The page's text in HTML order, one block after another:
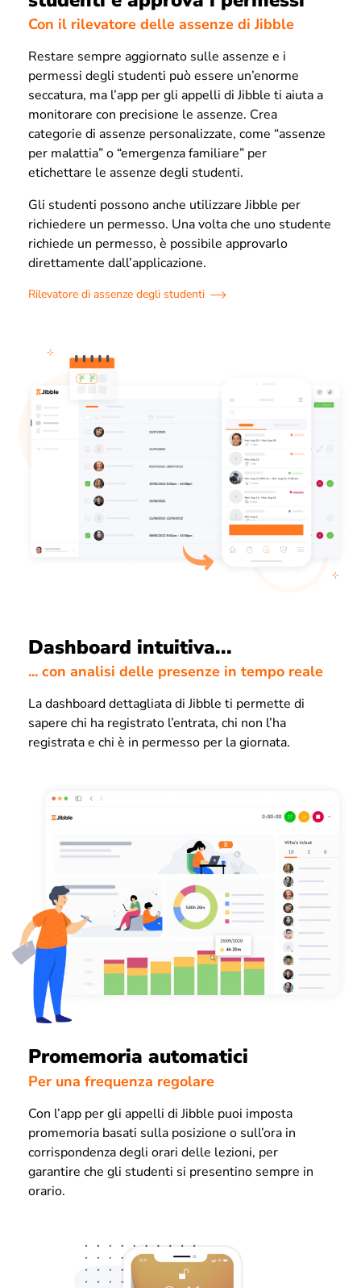
Con il rilevatore delle assenze di Jibble
Restare sempre aggiornato sulle assenze e i
permessi degli studenti può essere un’enorme
seccatura, ma l’app per gli appelli di Jibble ti aiuta a
monitorare con precisione le assenze. Crea
categorie di assenze personalizzate, come “assenze
per malattia” o “emergenza familiare” per
etichettare le assenze degli studenti.
Gli studenti possono anche utilizzare Jibble per
richiedere un permesso. Una volta che uno studente
richiede un permesso, è possibile approvarlo
direttamente dall’applicazione.
Rilevatore di assenze degli studenti
Dashboard intuitiva...
... con analisi delle presenze in tempo reale
La dashboard dettagliata di Jibble ti permette di
sapere chi ha registrato l’entrata, chi non l’ha
registrata e chi è in permesso per la giornata.
Promemoria automatici
Per una frequenza regolare
Con l’app per gli appelli di Jibble puoi imposta
promemoria basati sulla posizione o sull’ora in
corrispondenza degli orari delle lezioni, per
garantire che gli studenti si presentino sempre in
orario.